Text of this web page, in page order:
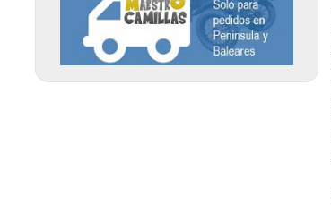
Peeling Ultrasónico (4)
Radiofrecuencia (3)
Sauna térmica (4)
Carros auxiliares (12)
Sillas y taburetes (10)
Diagnóstico (5)